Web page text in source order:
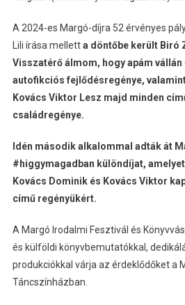
A 2024-es Margó-díjra 52 érvényes
Lili írása melletta döntőbe került Biró
Visszatérő álmom, hogy apám
autofikciós fejlődésregénye,
Kovács Viktor Lesz majd minden
családregénye.
Idén második alkalommal adták át
#higgymagadban különdíjat,
Kovács Dominik és Kovács Viktor
című regényükért.
A Margó Irodalmi Fesztivál és
és külföldi könyvbemutatókkal,
produkciókkal várja az érdeklődőket a
Táncszínházban.